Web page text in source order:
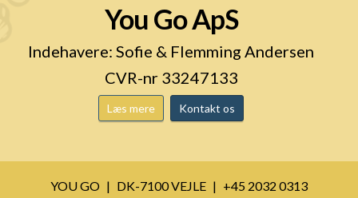
You Go ApS
Indehavere: Sofie & Flemming Andersen
CVR-nr 33247133
Læs mere Kontakt os
YOU GO DK-7100 VEJLE
+45 2032 0313